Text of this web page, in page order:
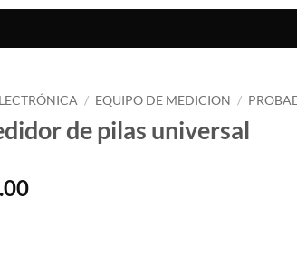
/ EQUIPO DE MEDICION /
de pilas universal
Current